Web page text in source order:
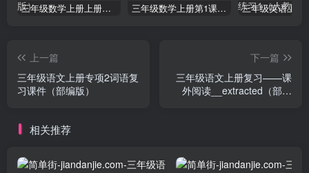
三年级数学上册上册第三单元《测量》练习题（人教版） 三年级数学上册第1课时认识千克（苏教版）
上一篇
三年级语文上册专项2词语复
习课件（部编版）
下一篇
三年级语文上册复习——课
外阅读__extracted（部编
相关推荐